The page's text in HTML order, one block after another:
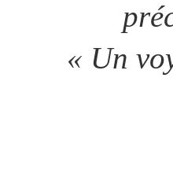
« Un